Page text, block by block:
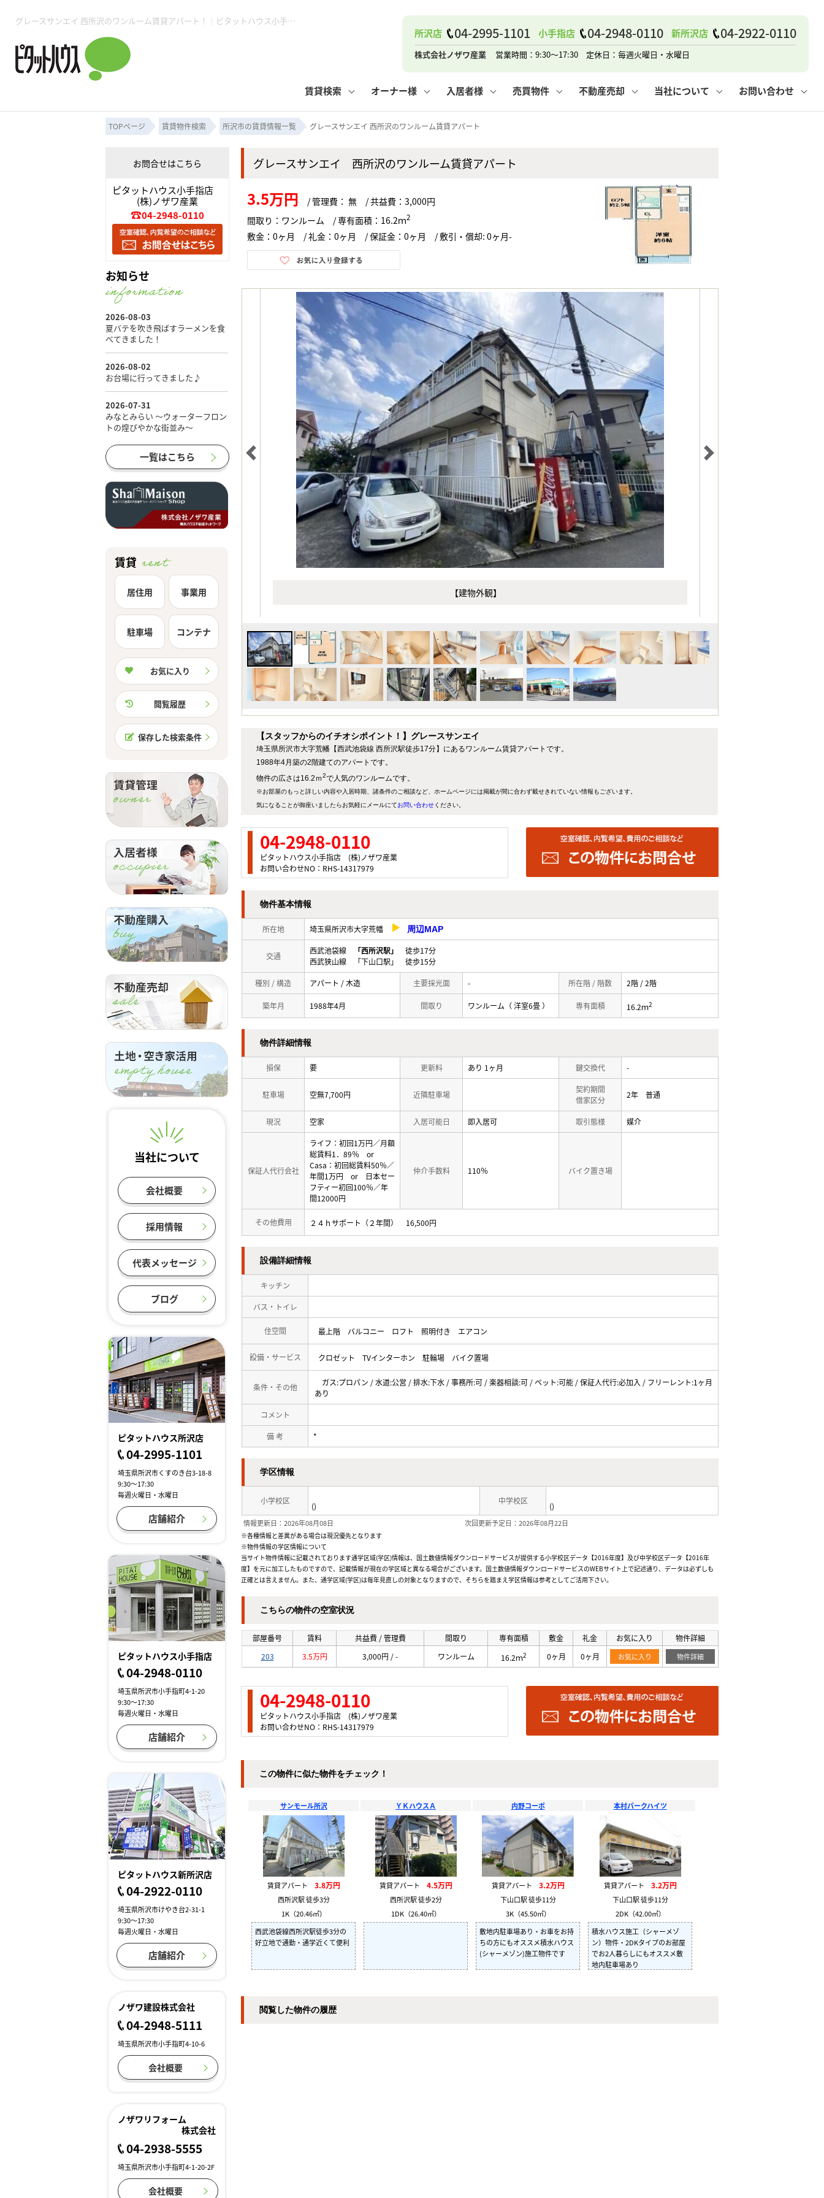
グレースサンエイ 西所沢のワンルーム賃貸アパート！｜ピタットハウス小手指店 (株)ノザワ産業
所沢店 04-2995-1101 小手指店 04-2948-0110 新所沢店 04-2922-0110
株式会社ノザワ産業 営業時間：9:30～17:30 定休日：毎週火曜日・水曜日
賃貸検索
所沢賃貸TOP 物件検索フォーム お気に入り 閲覧履歴 保存した検索条件
月極駐車場 事業用物件 コンテナ
オーナー様
賃貸管理業務 土地・空き家活用 空き家管理 管理物件一覧 管理のご依頼
入居者様
入居者様用ページTOP 入居中のマナー 住まいのトラブルQ&A お住まいの解約手続き
売買物件
売買物件一覧 購入時の諸費用 購入までの流れ よくある質問 マンションVS戸建て
不動産売却
無料売却査定 仲介手数料について 業者の選び方 媒介契約の種類 売却時の諸費用
必要な書類 売却の流れ 高く売るポイント よくある質問
当社について
スタッフ紹介 お知らせ お客様の声 スタッフブログ
ピタットハウス所沢店 ピタットハウス小手指店 ピタットハウス新所沢店
お問い合わせ
ご来店予約 お住まいの解約手続き その他の問合せ
所沢賃貸TOP 閲覧履歴 保存した検索条件
月極駐車場 事業用物件 コンテナ
賃貸管理業務 管理のご依頼
入居者様用ページTOP 住まいのトラブルQ&A お住まいの解約手続き その他の問合せ
売買物件一覧 よくある質問 マンションVS戸建て 賃貸vs持ち家
無料売却査定 媒介契約の種類 売却時の諸費用 仲介と買取の違い
必要な書類
会社概要 スタッフブログ 個人情報保護方針
ピタットハウス所沢店 ピタットハウス小手指店
ご来店予約
TOPページ 賃貸物件検索 所沢市の賃貸情報一覧 グレースサンエイ 西所沢のワンルーム賃貸アパート
グレースサンエイ 西所沢のワンルーム賃貸アパート
3.5万円 / 管理費： 無 / 共益費：3,000円
間取り：ワンルーム / 専有面積：16.2ｍ2
敷金：0ヶ月 / 礼金：0ヶ月 / 保証金：0ヶ月 / 敷引・償却: 0ヶ月-
【建物外観】
【スタッフからのイチオシポイント！】グレースサンエイ
埼玉県所沢市大字荒幡【西武池袋線 西所沢駅徒歩17分】にあるワンルーム賃貸アパートです。
1988年4月築の2階建てのアパートです。
物件の広さは16.2ｍ2で人気のワンルームです。
※お部屋のもっと詳しい内容や入居時期、諸条件のご相談など、ホームページには掲載が間に合わず載せきれていない情報もございます。
気になることが御座いましたらお気軽にメールにてお問い合わせください。
04-2948-0110
ピタットハウス小手指店 (株)ノザワ産業
お問い合わせNO：RHS-14317979
物件基本情報
所在地 埼玉県所沢市大字荒幡 周辺MAP
交通
西武池袋線 「西所沢駅」
徒歩17分
西武狭山線 「下山口駅」 徒歩15分
種別 / 構造 アパート / 木造 主要採光面 - 所在階 / 階数 2階 / 2階
築年月 1988年4月 間取り ワンルーム（ 洋室6畳 ） 専有面積 16.2ｍ2
物件詳細情報
損保 要 更新料 あり 1ヶ月 鍵交換代 -
駐車場 空無7,700円 近隣駐車場
契約期間
借家区分
2年 普通
現況 空家 入居可能日 即入居可 取引態様 媒介
保証人代行会社
ライフ：初回1万円／月額
総賃料1．89％ or
Casa：初回総賃料50％／
年間1万円 or 日本セー
フティー初回100％／年
間12000円
仲介手数料 110％ バイク置き場
その他費用 ２４ｈサポート（２年間） 16,500円
設備詳細情報
キッチン
バス・トイレ
住空間 最上階 バルコニー ロフト 照明付き エアコン
設備・サービス クロゼット TVインターホン 駐輪場 バイク置場
条件・その他
ガス:プロパン / 水道:公営 / 排水:下水 / 事務所:可 / 楽器相談:可 / ペット:可能 / 保証人代行:必加入 / フリーレント:1ヶ月
あり
コメント
備 考 *
学区情報
小学校区
()
中学校区
()
情報更新日：2026年08月08日 次回更新予定日：2026年08月22日
※各種情報と差異がある場合は現況優先となります
※物件情報の学区情報について
当サイト物件情報に記載されております通学区域(学区)情報は、国土数値情報ダウンロードサービスが提供する小学校区データ【2016年度】及び中学校区データ【2016年
度】を元に加工したものですので、記載情報が現在の学区域と異なる場合がございます。国土数値情報ダウンロードサービスのWEBサイト上で記述通り、データは必ずしも
正確とは言えません。また、通学区域(学区)は毎年見直しの対象となりますので、そちらを踏まえ学区情報は参考としてご活用下さい。
こちらの物件の空室状況
部屋番号 賃料 共益費 / 管理費 間取り 専有面積 敷金 礼金 お気に入り
物件詳細
203
3.5万円 3,000円 / - ワンルーム 16.2ｍ2 0ヶ月 0ヶ月 お気に入り 物件詳細
04-2948-0110
ピタットハウス小手指店 (株)ノザワ産業
お問い合わせNO：RHS-14317979
この物件に似た物件をチェック！
サンモール所沢
賃貸アパート 3.8万円
西所沢駅 徒歩3分
1K（20.46㎡）
西武池袋線西所沢駅徒歩3分の
好立地で通勤・通学近くて便利
ＹＫハウスＡ
賃貸アパート 4.5万円
西所沢駅 徒歩2分
1DK（26.40㎡）
内野コーポ
賃貸アパート 3.2万円
下山口駅 徒歩11分
3K（45.50㎡）
敷地内駐車場あり・お車をお持
ちの方にもオススメ積水ハウス
(シャーメゾン)施工物件です
本村パークハイツ
賃貸アパート 3.2万円
下山口駅 徒歩11分
2DK（42.00㎡）
積水ハウス施工（シャーメゾ
ン）物件・2DKタイプのお部屋
でお2人暮らしにもオススメ敷
地内駐車場あり
閲覧した物件の履歴
お問合せはこちら
ピタットハウス小手指店
(株)ノザワ産業
04-2948-0110
お知らせ
一覧はこちら
賃貸
居住用 事業用
駐車場 コンテナ
お気に入り
閲覧履歴
保存した検索条件
当社について
会社概要
採用情報
代表メッセージ
ブログ
ピタットハウス所沢店
04-2995-1101
埼玉県所沢市くすのき台3-18-8
9:30～17:30
毎週火曜日・水曜日
店舗紹介
ピタットハウス小手指店
04-2948-0110
埼玉県所沢市小手指町4-1-20
9:30～17:30
毎週火曜日・水曜日
店舗紹介
ピタットハウス新所沢店
04-2922-0110
埼玉県所沢市けやき台2-31-1
9:30～17:30
毎週火曜日・水曜日
店舗紹介
ノザワ建設株式会社
04-2948-5111
埼玉県所沢市小手指町4-10-6
会社概要
ノザワリフォーム
株式会社
04-2938-5555
埼玉県所沢市小手指町4-1-20-2F
会社概要